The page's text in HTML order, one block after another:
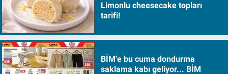
Limonlu cheesecake topları
tarifi!
BİM'e bu cuma dondurma
saklama kabı geliyor... BİM